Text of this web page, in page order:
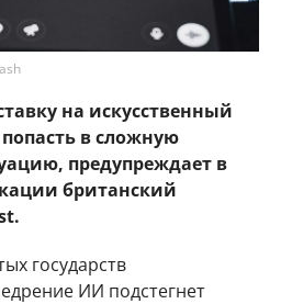
на искусственный
в сложную
предупреждает в
британский
государств
ИИ подстегнет